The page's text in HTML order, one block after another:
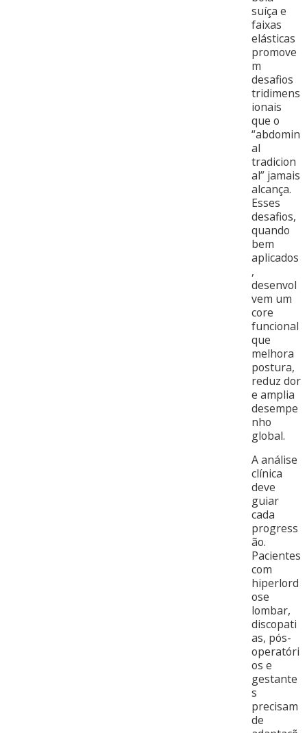
suíça e
faixas
elásticas
promove
m
desafios
tridimens
ionais
que o
“abdomin
al
tradicion
al” jamais
alcança.
Esses
desafios,
quando
bem
aplicados
,
desenvol
vem um
core
funcional
que
melhora
postura,
reduz dor
e amplia
desempe
nho
global.
A análise
clínica
deve
guiar
cada
progress
ão.
Pacientes
com
hiperlord
ose
lombar,
discopati
as, pós-
operatóri
os e
gestante
s
precisam
de